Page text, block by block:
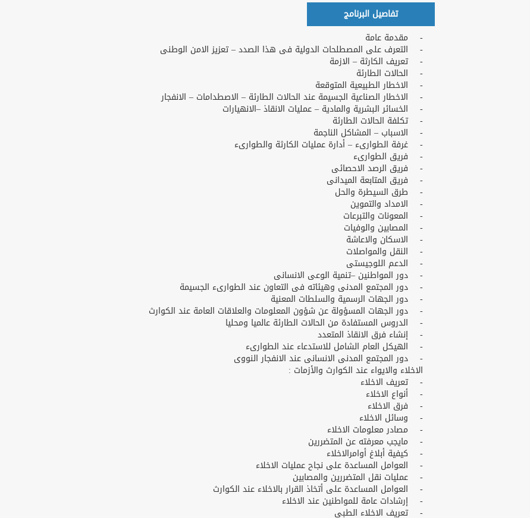
تفاصيل البرنامج
- مقدمة عامة
- التعرف على المصطلحات الدولية فى هذا الصدد – تعزيز الامن الوطنى
- تعريف الكارثة – الازمة
- الحالات الطارئة
- الاخطار الطبيعية المتوقعة
- الاخطار الصناعية الجسيمة عند الحالات الطارئة – الاصطدامات – الانفجار
- الخسائر البشرية والمادية – عمليات الانقاذ –الانهيارات
- تكلفة الحالات الطارئة
- الاسباب – المشاكل الناجمة
- غرفة الطوارىء – أدارة عمليات الكارثة والطوارىء
- فريق الطوارىء
- فريق الرصد الاحصائى
- فريق المتابعة الميدانى
- طرق السيطرة والحل
- الامداد والتموين
- المعونات والتبرعات
- المصابين والوفيات
- الاسكان والاعاشة
- النقل والمواصلات
- الدعم اللوجيستى
- دور المواطنين –تنمية الوعى الانسانى
- دور المجتمع المدنى وهيئاته فى التعاون عند الطوارىء الجسيمة
- دور الجهات الرسمية والسلطات المعنية
- دور الجهات المسؤولة عن شؤون المعلومات والعلاقات العامة عند الكوارث
- الدروس المستفادة من الحالات الطارئة عالميا ومحليا
- إنشاء فرق الانقاذ المتعدد
- الهيكل العام الشامل للاستدعاء عند الطوارىء
- دور المجتمع المدنى الانسانى عند الانفجار النووى
الاخلاء والايواء عند الكوارث والأزمات :
- تعريف الاخلاء
- أنواع الاخلاء
- فرق الاخلاء
- وسائل الاخلاء
- مصادر معلومات الاخلاء
- مايجب معرفته عن المتضررين
- كيفية أبلاغ أوامرالاخلاء
- العوامل المساعدة على نجاح عمليات الاخلاء
- عمليات نقل المتضررين والمصابين
- العوامل المساعدة على أتخاذ القرار بالاخلاء عند الكوارث
- إرشادات عامة للمواطنين عند الاخلاء
- تعريف الاخلاء الطبى